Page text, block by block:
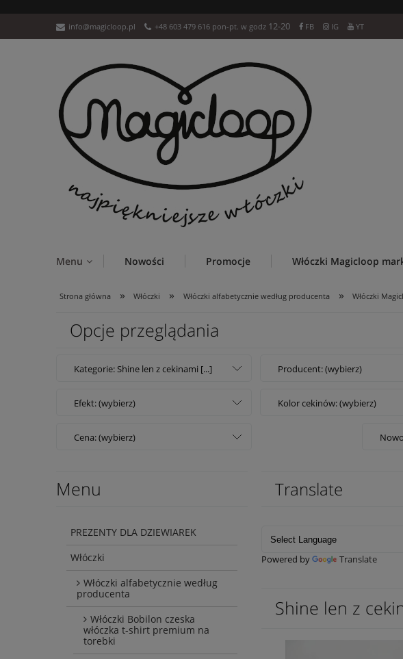
info@magicloop.pl +48 603 479 616 pon-pt. w godz 12-20 FB IG YT
Menu Nowości Promocje Włóczki Magicloop
Strona główna » Włóczki » Włóczki alfabetycznie według producenta » Włóczki
Opcje przeglądania
Kategorie: Shine len z cekinami [...] Producent: (wybierz)
Efekt: (wybierz) Kolor cekinów: (wybierz)
Cena: (wybierz)
Menu
PREZENTY DLA DZIEWIAREK
Włóczki
Włóczki alfabetycznie według
producenta
Włóczki Bobilon czeska
włóczka t-shirt premium na
torebki
Translate
Powered by Translate
Shine len z